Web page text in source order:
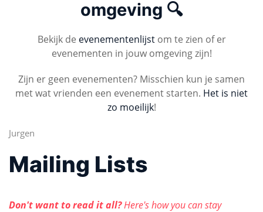
omgeving 🔍
Bekijk de evenementenlijstom te zien of er
evenementen in jouw omgeving zijn!
Zijn er geen evenementen? Misschien kun je samen
met wat vrienden een evenement starten. Het is niet
zo moeilijk!
Jurgen
Mailing Lists
Don't want to read it all?Here's how you can stay